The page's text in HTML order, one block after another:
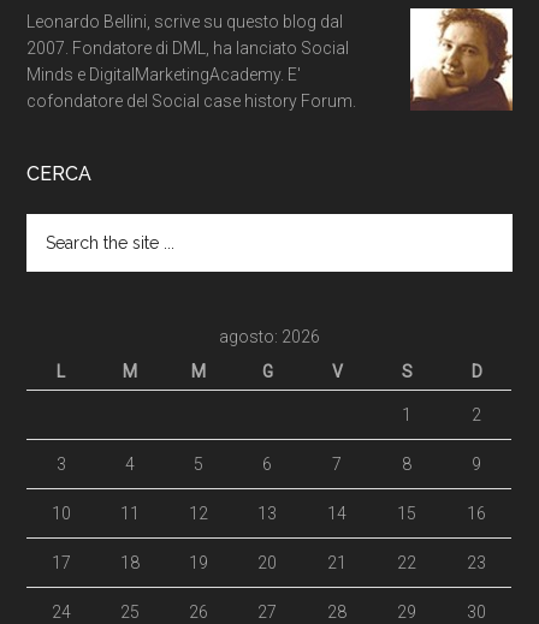
Leonardo Bellini, scrive su questo blog dal
2007. Fondatore di DML, ha lanciato Social
Minds e DigitalMarketingAcademy. E'
cofondatore del Social case history Forum.
CERCA
agosto: 2026
L
M M G V S D
1 2
3 4 5 6 7 8 9
10 11 12 13 14 15 16
17 18 19 20 21 22 23
24 25 26 27 28 29 30